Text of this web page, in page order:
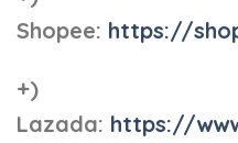
Shopee: https://
+)
Lazada: https://